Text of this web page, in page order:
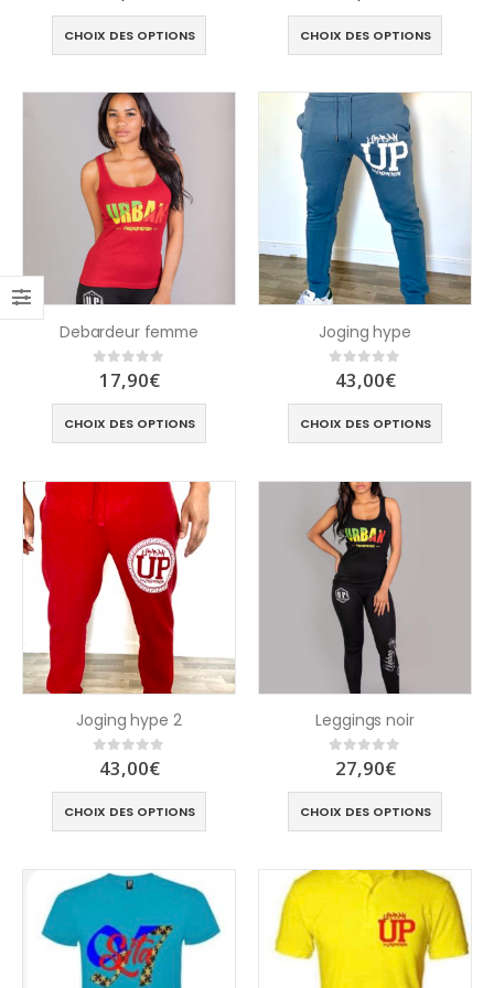
CHOIX DES OPTIONS CHOIX DES OPTIONS
Debardeur femme
0out of 5
17,90€
CHOIX DES OPTIONS
Joging hype
out of 5
43,00€
CHOIX DES OPTIONS
Joging hype 2
out of 5
43,00€
CHOIX DES OPTIONS
Leggings noir
0out of 5
27,90€
CHOIX DES OPTIONS
T shirt femme T shirt CLass 26